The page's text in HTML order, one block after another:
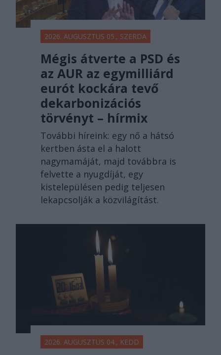
2026. AUGUSZTUS 05., SZERDA
Mégis átverte a PSD és
az AUR az egymilliárd
eurót kockára tevő
dekarbonizációs
törvényt – hírmix
További híreink: egy nő a hátsó
kertben ásta el a halott
nagymamáját, majd továbbra is
felvette a nyugdíját, egy
kistelepülésen pedig teljesen
lekapcsolják a közvilágítást.
2026. AUGUSZTUS 04., KEDD